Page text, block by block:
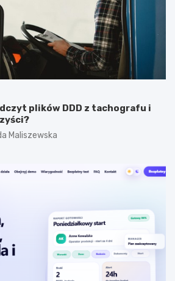
plików DDD z tachografu i
Maliszewska